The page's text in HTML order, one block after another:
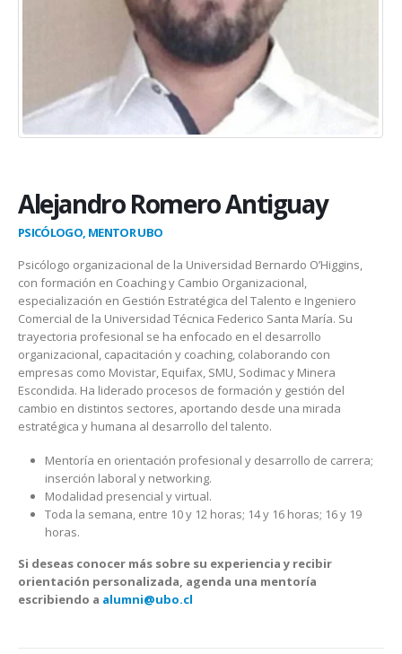
Alejandro Romero Antiguay
PSICÓLOGO, MENTOR UBO
Psicólogo organizacional de la Universidad Bernardo O’Higgins,
con formación en Coaching y Cambio Organizacional,
especialización en Gestión Estratégica del Talento e Ingeniero
Comercial de la Universidad Técnica Federico Santa María. Su
trayectoria profesional se ha enfocado en el desarrollo
organizacional, capacitación y coaching, colaborando con
empresas como Movistar, Equifax, SMU, Sodimac y Minera
Escondida. Ha liderado procesos de formación y gestión del
cambio en distintos sectores, aportando desde una mirada
estratégica y humana al desarrollo del talento.
Mentoría en orientación profesional y desarrollo de carrera;
inserción laboral y networking.
Modalidad presencial y virtual.
Toda la semana, entre 10 y 12 horas; 14 y 16 horas; 16 y 19
horas.
Si deseas conocer más sobre su experiencia y recibir
orientación personalizada, agenda una mentoría
escribiendo a alumni@ubo.cl